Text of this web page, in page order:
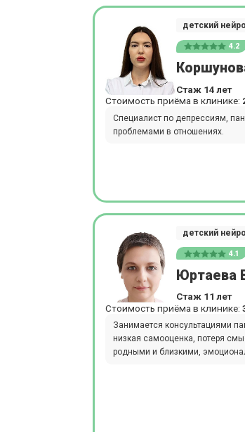
детский
4.2
Стаж 14 лет
Стоимость приёма в клинике:
Специалист по депрессиям,
проблемами в отношениях.
детский
4.1
Юртаева
Стаж 11 лет
Стоимость приёма в клинике:
Занимается консультациями
низкая самооценка, потеря
родными и близкими,